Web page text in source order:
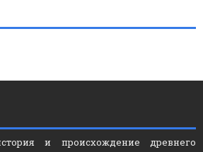
и происхождение древнего